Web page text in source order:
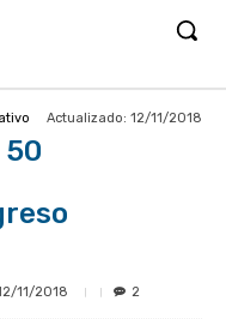
Actualizado: 12/11/2018
50
11/2018 2